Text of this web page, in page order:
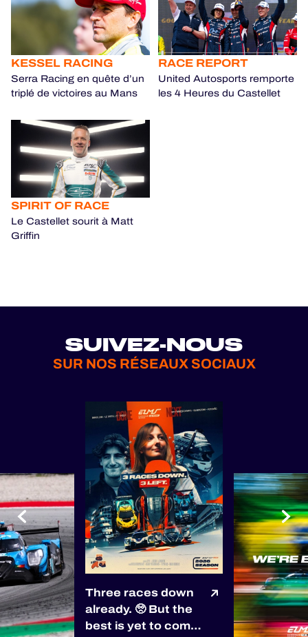
KESSEL RACING
Serra Racing en quête d’un
triplé de victoires au Mans
RACE REPORT
United Autosports remporte
les 4 Heures du Castellet
SPIRIT OF RACE
Le Castellet sourit à Matt
Griffin
SUIVEZ-NOUS
SUR NOS RÉSEAUX SOCIAUX
Three races down
already. 🥺 But the
best is yet to come!